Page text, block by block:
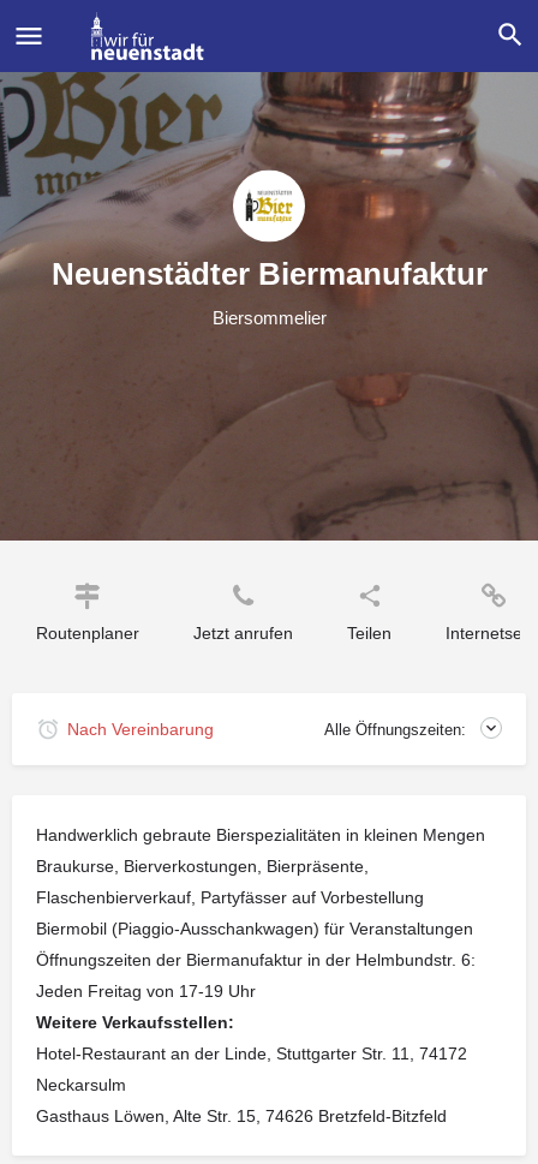
Neuenstädter Biermanufaktur
Biersommelier
Routenplaner Jetzt anrufen Teilen
Nach Vereinbarung Alle Öffnungszeiten:
Handwerklich gebraute Bierspezialitäten in kleinen Mengen
Braukurse, Bierverkostungen, Bierpräsente,
Flaschenbierverkauf, Partyfässer auf Vorbestellung
Biermobil (Piaggio-Ausschankwagen) für Veranstaltungen
Öffnungszeiten der Biermanufaktur in der Helmbundstr. 6:
Jeden Freitag von 17-19 Uhr
Weitere Verkaufsstellen:
Hotel-Restaurant an der Linde, Stuttgarter Str. 11, 74172
Neckarsulm
Gasthaus Löwen, Alte Str. 15, 74626 Bretzfeld-Bitzfeld